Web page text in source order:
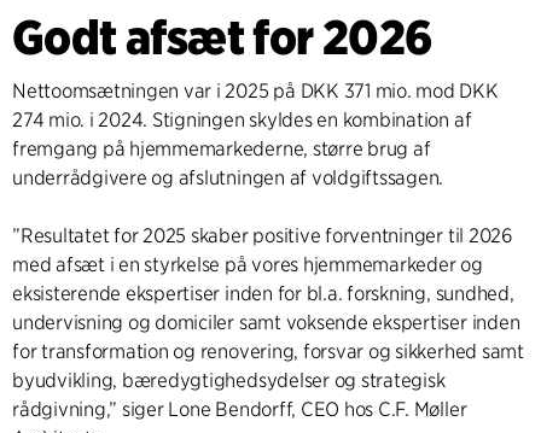
Godt afsæt for 2026
Nettoomsætningen var i 2025 på DKK 371 mio. mod DKK
274 mio. i 2024. Stigningen skyldes en kombination af
fremgang på hjemmemarkederne, større brug af
underrådgivere og afslutningen af voldgiftssagen.
”Resultatet for 2025 skaber positive forventninger til 2026
med afsæt i en styrkelse på vores hjemmemarkeder og
eksisterende ekspertiser inden for bl.a. forskning, sundhed,
undervisning og domiciler samt voksende ekspertiser inden
for transformation og renovering, forsvar og sikkerhed samt
byudvikling, bæredygtighedsydelser og strategisk
rådgivning,” siger Lone Bendorff, CEO hos C.F. Møller